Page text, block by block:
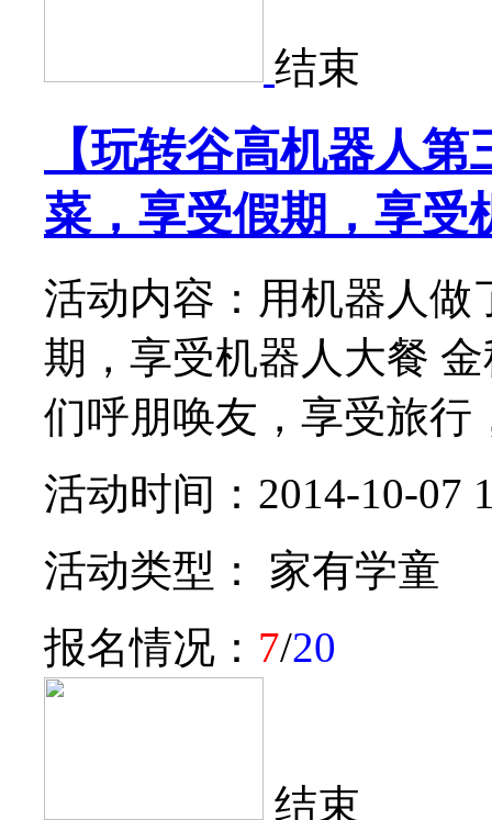
结束
【玩转谷高机器人
菜，享受假期，享受
活动内容：用机器人做
期，享受机器人大餐
们呼朋唤友，享受旅行
活动时间：2014-10-07
活动类型： 家有学童
报名情况： 7/20
结束